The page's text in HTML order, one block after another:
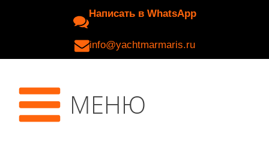
Написать в WhatsApp
info@yachtmarmaris.ru
МЕНЮ